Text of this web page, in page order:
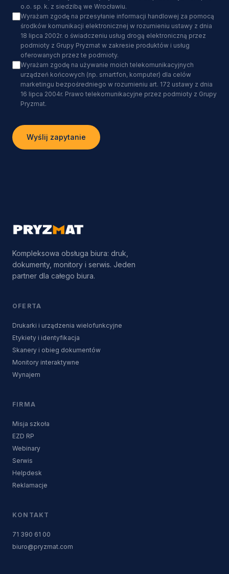
o.o. sp. k. z siedzibą we Wrocławiu.
Wyrażam zgodę na przesyłanie informacji handlowej za pomocą
środków komunikacji elektronicznej w rozumieniu ustawy z dnia
18 lipca 2002r. o świadczeniu usług drogą elektroniczną przez
podmioty z Grupy Pryzmat w zakresie produktów i usług
oferowanych przez te podmioty.
Wyrażam zgodę na używanie moich telekomunikacyjnych
urządzeń końcowych (np. smartfon, komputer) dla celów
marketingu bezpośredniego w rozumieniu art. 172 ustawy z dnia
16 lipca 2004r. Prawo telekomunikacyjne przez podmioty z Grupy
Pryzmat.
Wyślij zapytanie
Kompleksowa obsługa biura: druk,
dokumenty, monitory i serwis. Jeden
partner dla całego biura.
OFERTA
Drukarki i urządzenia wielofunkcyjne
Etykiety i identyfikacja
Skanery i obieg dokumentów
Monitory interaktywne
Wynajem
FIRMA
Misja szkoła
EZD RP
Webinary
Serwis
Helpdesk
Reklamacje
KONTAKT
71 390 61 00
biuro@pryzmat.com